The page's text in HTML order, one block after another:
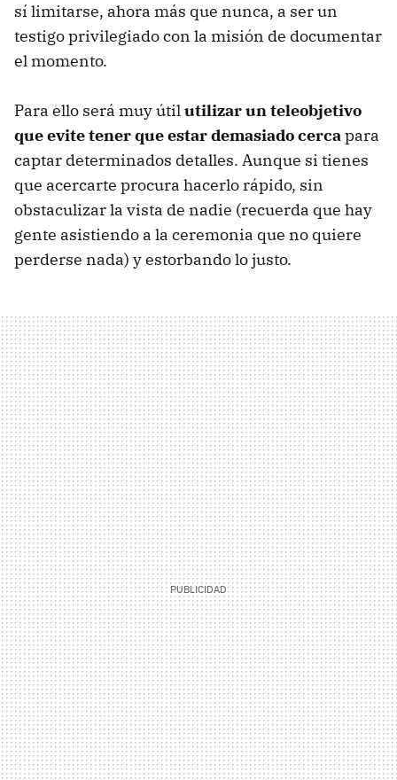
sí limitarse, ahora más que nunca, a ser un
testigo privilegiado con la misión de documentar
el momento.
Para ello será muy útilutilizar un teleobjetivo
que evite tener que estar demasiado cercapara
captar determinados detalles. Aunque si tienes
que acercarte procura hacerlo rápido, sin
obstaculizar la vista de nadie (recuerda que hay
gente asistiendo a la ceremonia que no quiere
perderse nada) y estorbando lo justo.